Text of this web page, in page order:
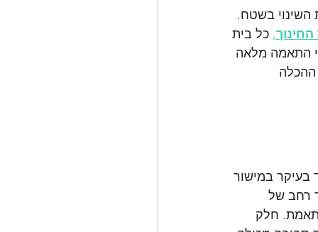
השינוי בשטח.
, כל בית
התאמה מלאה
ההכלה
בעיקר במישור
רחב של
חלק